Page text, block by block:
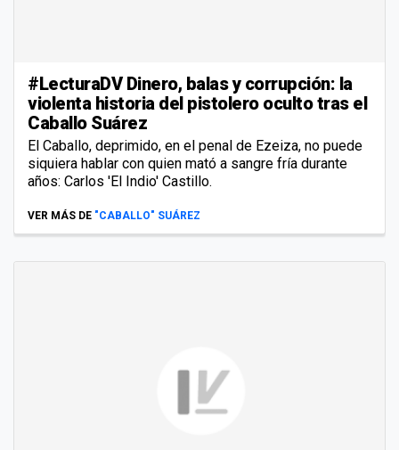
#LecturaDV Dinero, balas y corrupción: la
violenta historia del pistolero oculto tras el
Caballo Suárez
El Caballo, deprimido, en el penal de Ezeiza, no puede
siquiera hablar con quien mató a sangre fría durante
años: Carlos 'El Indio' Castillo.
VER MÁS DE "CABALLO" SUÁREZ